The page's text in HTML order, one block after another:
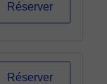
Réserver
Réserver